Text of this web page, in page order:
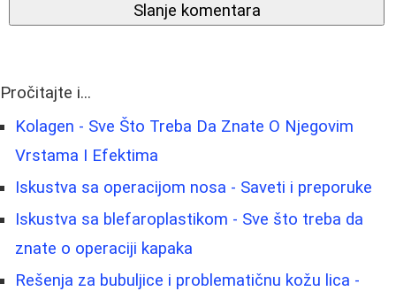
Slanje komentara
Pročitajte i...
Kolagen - Sve Što Treba Da Znate O Njegovim
Vrstama I Efektima
Iskustva sa operacijom nosa - Saveti i preporuke
Iskustva sa blefaroplastikom - Sve što treba da
znate o operaciji kapaka
Rešenja za bubuljice i problematičnu kožu lica -